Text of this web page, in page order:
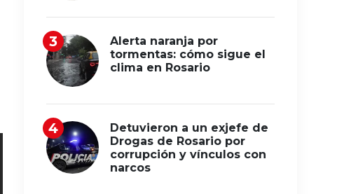
Alerta naranja por
tormentas: cómo sigue el
clima en Rosario
Detuvieron a un exjefe de
Drogas de Rosario por
corrupción y vínculos con
narcos